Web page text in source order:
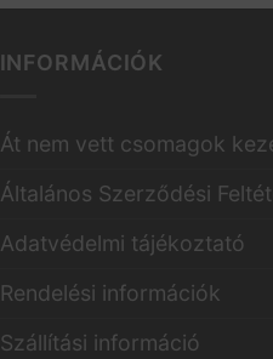
INFORMÁCIÓK
Át nem vett csomagok
Általános Szerződési
Adatvédelmi tájékoztató
Rendelési információk
Szállítási információ